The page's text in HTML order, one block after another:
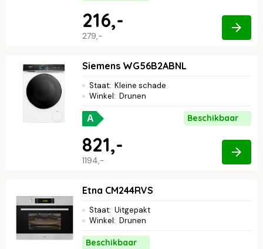
279,-
216,-
Siemens WG56B2ABNL
Staat: Kleine schade
Winkel: Drunen
A Beschikbaar
1194,-
821,-
Etna CM244RVS
Staat: Uitgepakt
Winkel: Drunen
Beschikbaar